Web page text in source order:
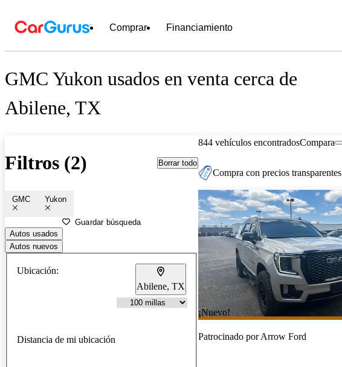
Comprar Financiamiento
GMC Yukon usados en venta cerca de
Abilene, TX
Filtros (2) Borrar todo
GMC Yukon
Guardar búsqueda
Autos usados
Autos nuevos
Ubicación:
Abilene, TX
Distancia de mi ubicación
844 vehículos encontradosCompara
Compra con precios
¡Nuevo!
Patrocinado porArrow Ford